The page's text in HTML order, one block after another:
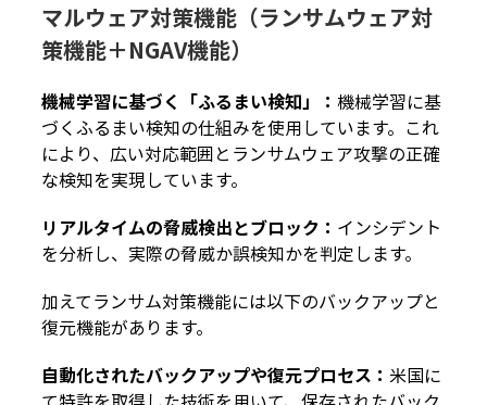
マルウェア対策機能（ランサムウェア対
策機能＋NGAV機能）
機械学習に基づく「ふるまい検知」： 機械学習に基
づくふるまい検知の仕組みを使用しています。これ
により、広い対応範囲とランサムウェア攻撃の正確
な検知を実現しています。
リアルタイムの脅威検出とブロック： インシデント
を分析し、実際の脅威か誤検知かを判定します。
加えてランサム対策機能には以下のバックアップと
復元機能があります。
自動化されたバックアップや復元プロセス： 米国に